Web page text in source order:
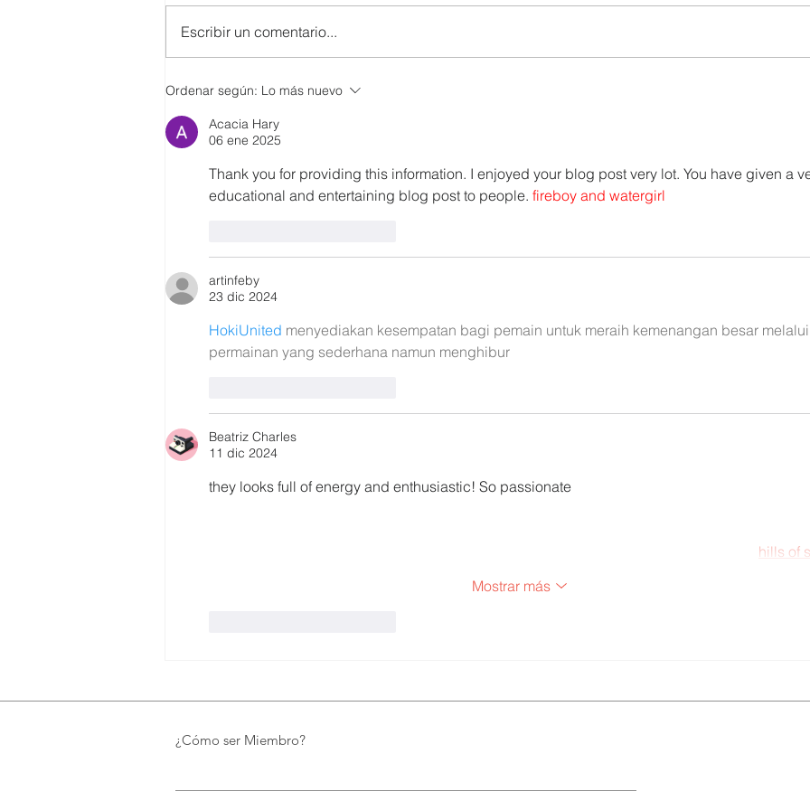
El Clúster de Inclusión Social
sobre salud mental y finanzas
junto a la Cooperativa29 de
Octubre,como parte de las
Mesas Intersectoriales que
Escribir un comentario...
Ordenar según: Lo más nuevo
Acacia Hary
06 ene 2025
Thank you for providing this information. I enjoyed your blog post very lot. You have given a
educational and entertaining blog post to people. fireboy and watergirl
artinfeby
23 dic 2024
HokiUnited menyediakan kesempatan bagi pemain untuk meraih kemenangan besar melalui
permainan yang sederhana namun menghibur
Beatriz Charles
11 dic 2024
they looks full of energy and enthusiastic! So passionate
hills of
Mostrar más
¿Cómo ser Miembro?